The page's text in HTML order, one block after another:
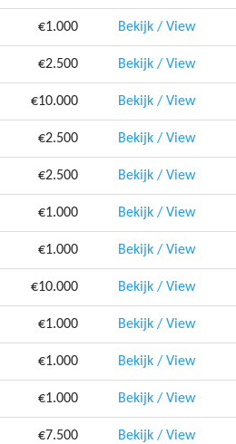
€1.000 Bekijk / View
€2.500 Bekijk / View
€10.000 Bekijk / View
€2.500 Bekijk / View
€2.500 Bekijk / View
€1.000 Bekijk / View
€1.000 Bekijk / View
€10.000 Bekijk / View
€1.000 Bekijk / View
€1.000 Bekijk / View
€1.000 Bekijk / View
€7.500 Bekijk / View